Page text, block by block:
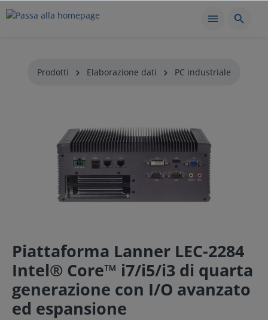
Prodotti Elaborazione dati PC industriale
Piattaforma Lanner LEC-2284
Intel® Core™ i7/i5/i3 di quarta
generazione con I/O avanzato
ed espansione